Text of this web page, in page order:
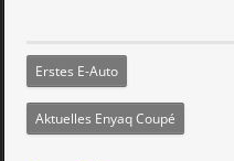
Erstes E-Auto
Aktuelles Enyaq Coupé